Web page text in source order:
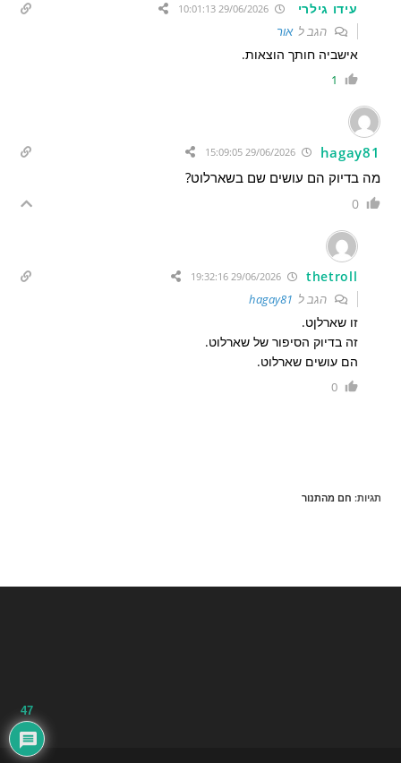
עידו גילרי 29/06/2026 10:01:13
הגב לאור
אישביה חותך הוצאות.
1
hagay81
29/06/2026 15:09:05
מה בדיוק הם עושים שם בשארלוט?
0
thetroll
29/06/2026 19:32:16
הגב ל hagay81
זו שארלןט.
זה בדיוק הסיפור של שארלוט.
הם עושים שארלוט.
0
תגיות: חם מהתנור
47